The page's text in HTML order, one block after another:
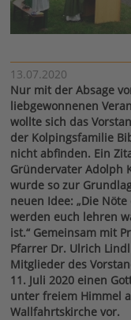
13.07.2020
Nur mit der Absage
liebgewonnenen
wollte sich das
der Kolpingsfamilie
nicht abfinden. Ein
Gründervater Adolph
wurde so zur
neuen Idee: „Die
werden euch lehren
ist.“ Gemeinsam mit
Pfarrer Dr. Ulrich
Mitglieder des
11. Juli 2020 einen
unter freiem Himmel
Wallfahrtskirche vor.